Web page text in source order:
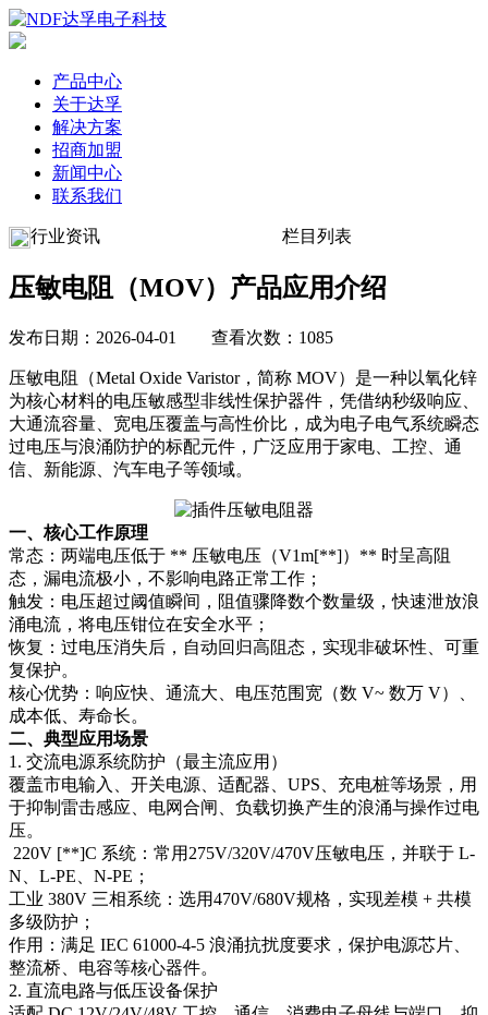
产品中心
关于达孚
解决方案
招商加盟
新闻中心
联系我们
行业资讯 栏目列表
压敏电阻（MOV）产品应用介绍
发布日期：2026-04-01 查看次数：1085
压敏电阻（Metal Oxide Varistor，简称 MOV）是一种以氧化锌
为核心材料的电压敏感型非线性保护器件，凭借纳秒级响应、
大通流容量、宽电压覆盖与高性价比，成为电子电气系统瞬态
过电压与浪涌防护的标配元件，广泛应用于家电、工控、通
信、新能源、汽车电子等领域。​
一、核心工作原理​
常态：两端电压低于 ** 压敏电压（V1m[**]）** 时呈高阻
态，漏电流极小，不影响电路正常工作；​
触发：电压超过阈值瞬间，阻值骤降数个数量级，快速泄放浪
涌电流，将电压钳位在安全水平；​
恢复：过电压消失后，自动回归高阻态，实现非破坏性、可重
复保护。​
核心优势：响应快、通流大、电压范围宽（数 V~ 数万 V）、
成本低、寿命长。
二、典型应用场景​
1. 交流电源系统防护（最主流应用）​
覆盖市电输入、开关电源、适配器、UPS、充电桩等场景，用
于抑制雷击感应、电网合闸、负载切换产生的浪涌与操作过电
压。​
220V [**]C 系统：常用275V/320V/470V压敏电压，并联于 L-
N、L-PE、N-PE；​
工业 380V 三相系统：选用470V/680V规格，实现差模 + 共模
多级防护；​
作用：满足 IEC 61000-4-5 浪涌抗扰度要求，保护电源芯片、
整流桥、电容等核心器件。
2. 直流电路与低压设备保护​